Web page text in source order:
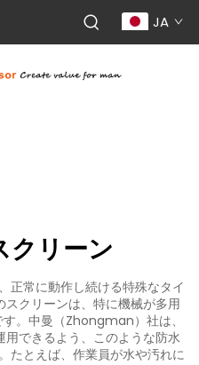
JA
クリーン
正常に動作し続ける特殊なタイ
クリーンは、特に機械が多用
。中曼（Zhongman）社は、
できるよう、このような防水
たとえば、作業員が水や汚れに